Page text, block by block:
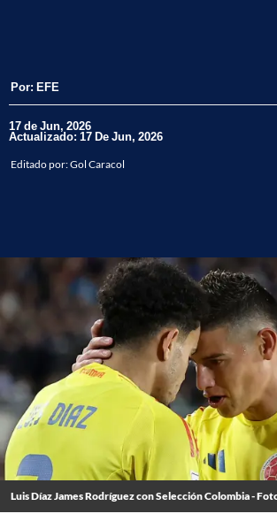
Por: EFE
17 de Jun, 2026
Actualizado: 17 De Jun, 2026
Editado por:Gol Caracol
Luis Díaz James Rodríguez con Selección Colombia -